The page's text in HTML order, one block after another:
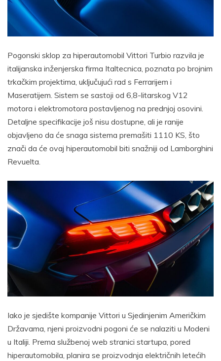
Pogonski sklop za hiperautomobil Vittori Turbio razvila je
italijanska inženjerska firma Italtecnica, poznata po brojnim
trkačkim projektima, uključujući rad s Ferrarijem i
Maseratijem. Sistem se sastoji od 6,8-litarskog V12
motora i elektromotora postavljenog na prednjoj osovini.
Detaljne specifikacije još nisu dostupne, ali je ranije
objavljeno da će snaga sistema premašiti 1110 KS, što
znači da će ovaj hiperautomobil biti snažniji od Lamborghini
Revuelta.
Iako je sjedište kompanije Vittori u Sjedinjenim Američkim
Državama, njeni proizvodni pogoni će se nalaziti u Modeni
u Italiji. Prema službenoj web stranici startupa, pored
hiperautomobila, planira se proizvodnja električnih letećih